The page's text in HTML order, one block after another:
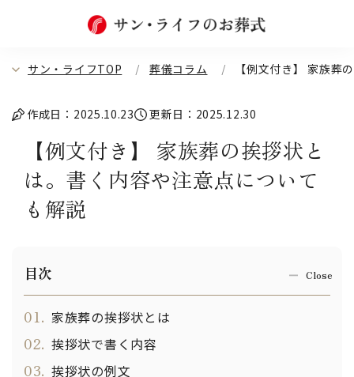
サン・ライフTOP 葬儀コラム 【例文付き】 家族葬
作成日：2025.10.23 更新日：2025.12.30
【例文付き】 家族葬の挨拶状と
は。書く内容や注意点について
も解説
目次
01. 家族葬の挨拶状とは
02. 挨拶状で書く内容
03. 挨拶状の例文